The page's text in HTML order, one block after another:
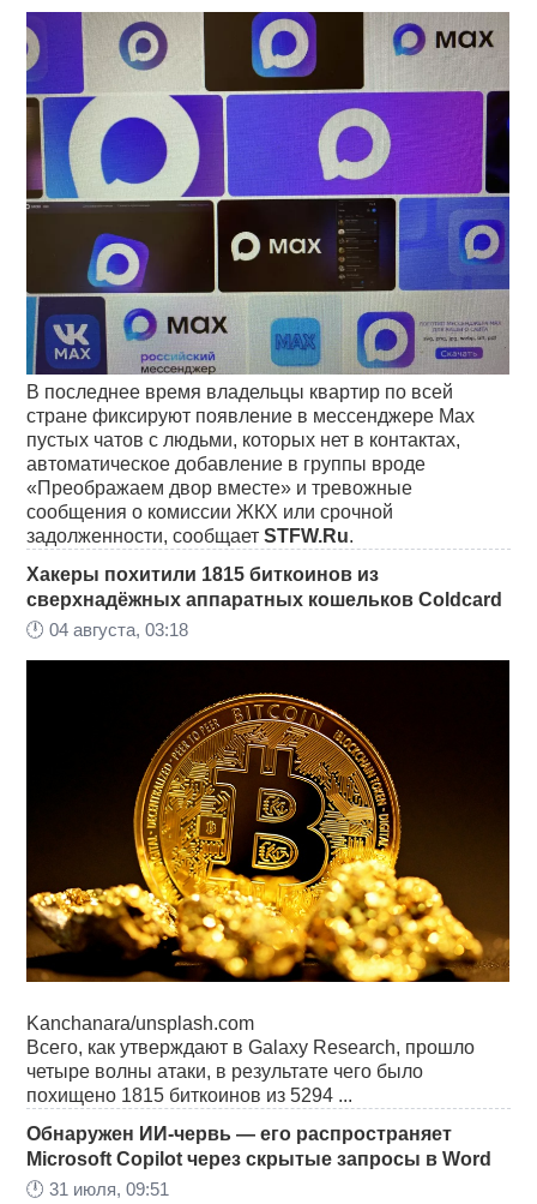
В последнее время владельцы квартир по всей
стране фиксируют появление в мессенджере Max
пустых чатов с людьми, которых нет в контактах,
автоматическое добавление в группы вроде
«Преображаем двор вместе» и тревожные
сообщения о комиссии ЖКХ или срочной
задолженности, сообщаетSTFW.Ru.
Хакеры похитили 1815 биткоинов из
сверхнадёжных аппаратных кошельков Coldcard
🕛04 августа, 03:18
Kanchanara/unsplash.com
Всего, как утверждают в Galaxy Research, прошло
четыре волны атаки, в результате чего было
похищено 1815 биткоинов из 5294 ...
Обнаружен ИИ-червь — его распространяет
Microsoft Copilot через скрытые запросы в Word
🕛31 июля, 09:51